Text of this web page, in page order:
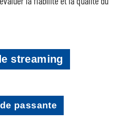
streaming
passante